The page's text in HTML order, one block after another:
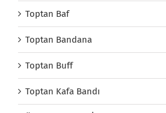
Toptan Baf
Toptan Bandana
Toptan Buff
Toptan Kafa Bandı